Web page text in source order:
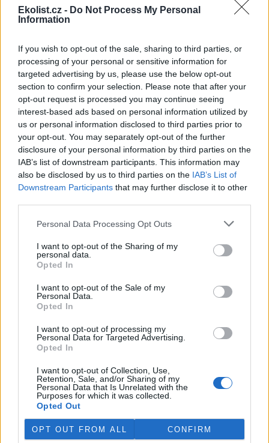
Ekolist.cz - Do Not Process My Personal
Information
If you wish to opt-out of the sale, sharing to third parties, or
processing of your personal or sensitive information for
targeted advertising by us, please use the below opt-out
section to confirm your selection. Please note that after your
opt-out request is processed you may continue seeing
interest-based ads based on personal information utilized by
us or personal information disclosed to third parties prior to
your opt-out. You may separately opt-out of the further
disclosure of your personal information by third parties on the
IAB’s list of downstream participants. This information may
also be disclosed by us to third parties on the IAB’s List of
Downstream Participants that may further disclose it to other
Personal Data Processing Opt Outs
I want to opt-out of the Sharing of my
personal data.
Opted In
I want to opt-out of the Sale of my
Personal Data.
Opted In
I want to opt-out of processing my
Personal Data for Targeted Advertising.
Opted In
I want to opt-out of Collection, Use,
Retention, Sale, and/or Sharing of my
Personal Data that Is Unrelated with the
Purposes for which it was collected.
Opted Out
OPT OUT FROM ALL CONFIRM
vyschl. Městský obvod VI chce
Povodí Labe. Organizace ale požadavek odmítla s tím, že údržbu
dělala už v červnu a další zásah v tuto chvíli neplánuje, zjistila ČTK.
Červený chce peníze ušetřené za rekultivaci rozdělit
obcím podle původní dohody
5.8.2026 01:29 (ČTK)
Diskuse: 2
Ministr životního prostředí
Igor Červený (Motoristé) chce
peníze, které Severní
energetická ušetřila na
rekultivacích hnědouhelného
obcím prostřednictvím Státního fondu životního prostředí (SFŽP),
v pondělí ale společnost uvedla, že hodlá sama rozhodnout o
využití peněz a že chce ohledně výše podpory jednat přímo s
obcemi v okolí těžební oblasti. Červeného krok překvapil, postup
společnosti sleduje se znepokojením. Společnost patří do
Italské zemědělce trápí listokaz japonský ničící vinice i
5.8.2026 01:12 | ŘÍM (ČTK)
Diskuse: 2
měňavými krovkami, jejichž
původní domovinou je
Japonsko, se stávají čím dál
větší hrozbou v Itálii. Rojí se po
sadech a vinicích a zanechávají za sebou listy s vykousanými
mřížkami, což oslabuje rostliny a snižuje úrodu, napsala agentura